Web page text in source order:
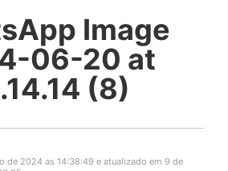
Image
06-20 at
(8)
de 2024 as 14:38:49 e atualizado em 9 de